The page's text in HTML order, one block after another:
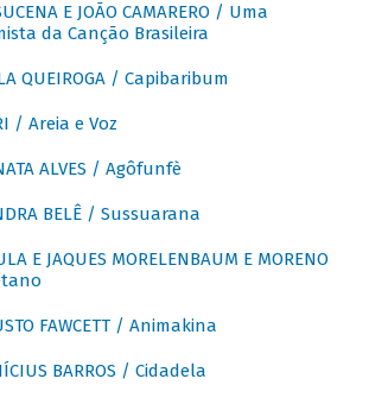
E JOÃO CAMARERO / Uma
da Canção Brasileira
QUEIROGA / Capibaribum
/ Areia e Voz
ALVES / Agôfunfè
BELÊ / Sussuarana
E JAQUES MORELENBAUM E MORENO
FAWCETT / Animakina
BARROS / Cidadela